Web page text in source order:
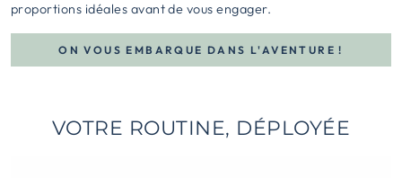
proportions idéales avant de vous engager.
ON VOUS EMBARQUE DANS L'AVENTURE !
VOTRE ROUTINE, DÉPLOYÉE